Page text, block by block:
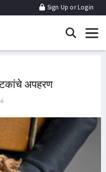
Sign UporLogin
अपहरण